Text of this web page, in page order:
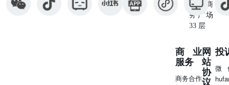
星座商
务广场
33 层
商业
服务
商务合作
网
站
协
议
投
微